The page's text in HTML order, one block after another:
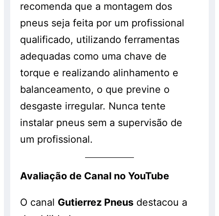
recomenda que a montagem dos
pneus seja feita por um profissional
qualificado, utilizando ferramentas
adequadas como uma chave de
torque e realizando alinhamento e
balanceamento, o que previne o
desgaste irregular. Nunca tente
instalar pneus sem a supervisão de
um profissional.
Avaliação de Canal no YouTube
O canal Gutierrez Pneus destacou a